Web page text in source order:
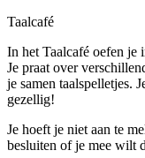
Taalcafé
In het Taalcafé oefen je
Je praat over
je samen taalspelletjes.
gezellig!
Je hoeft je niet aan te
besluiten of je mee wilt